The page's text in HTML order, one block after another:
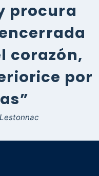
procura
corazón,
por